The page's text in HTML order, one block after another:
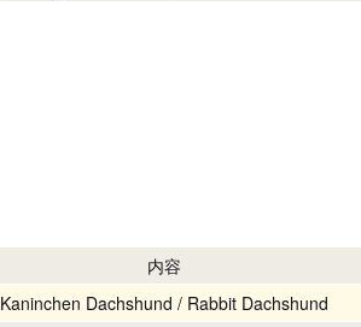
内容
Kaninchen Dachshund / Rabbit Dachshund